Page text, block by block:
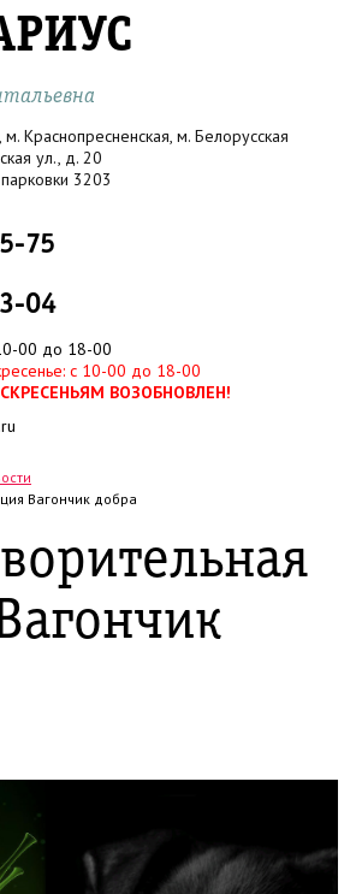
Краснопресненская, м. Белорусская
ул., д. 20
3203
75
04
00 до 18-00
с 10-00 до 18-00
ВОЗОБНОВЛЕН!
Вагончик добра